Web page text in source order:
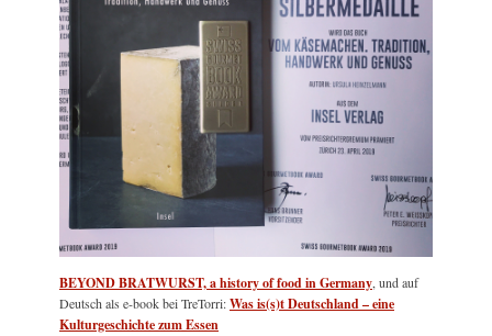
BEYOND BRATWURST, a history of food in Germany , und auf
Deutsch als e-book bei TreTorri:Was is(s)t Deutschland – eine
Kulturgeschichte zum Essen